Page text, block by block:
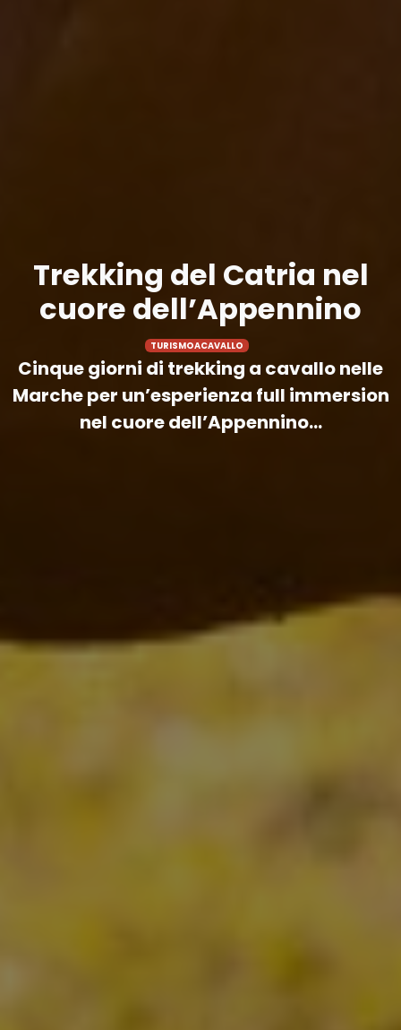
Trekking del Catria nel
cuore dell’Appennino
TURISMOACAVALLO
Cinque giorni di trekking a cavallo nelle
Marche per un’esperienza full immersion
nel cuore dell’Appennino...